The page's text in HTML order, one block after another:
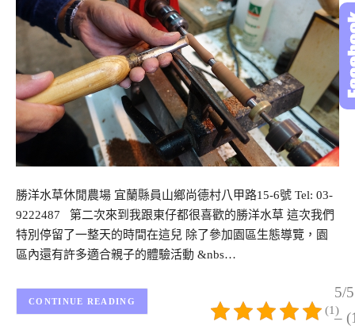
勝洋水草休閒農場 宜蘭縣員山鄉尚德村八甲路15-6號 Tel: 03-
9222487 第二次來到我跟東仔都很喜歡的勝洋水草 這次我們
特別停留了一整天的時間在這兒 除了參加園區生態導覽，園
區內還有許多適合親子的體驗活動 &nbs…
5/5
–
(1)
CONTINUE READING